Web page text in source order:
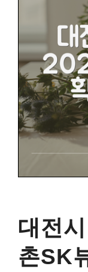
대전
촌SK